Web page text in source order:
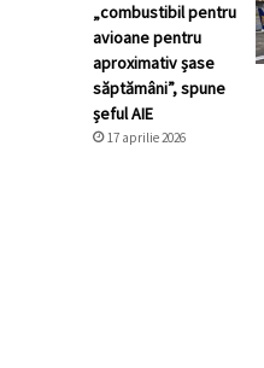
„combustibil pentru
avioane pentru
aproximativ șase
săptămâni”, spune
șeful AIE
17 aprilie 2026